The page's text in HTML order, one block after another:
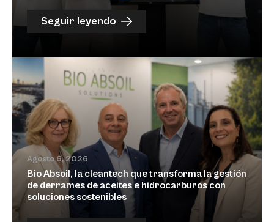
Seguir leyendo
Agosto 6, 2026
Bio Absoil, la cleantech que transforma la gestión
de derrames de aceites e hidrocarburos con
soluciones sostenibles